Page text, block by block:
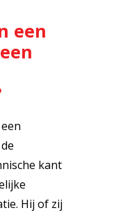
een
kant
Hij of zij